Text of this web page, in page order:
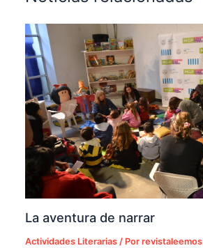
La aventura de narrar
Actividades Literarias / Porrevistaleemos